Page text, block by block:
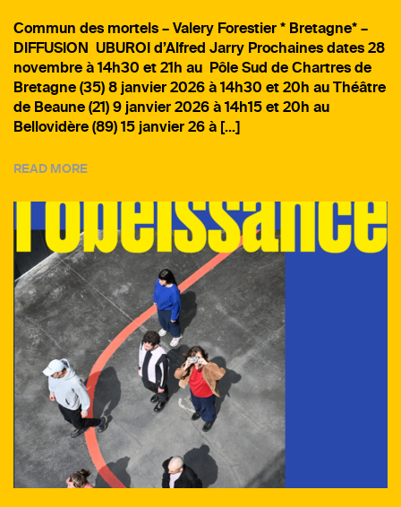
Commun des mortels – Valery Forestier * Bretagne* –
DIFFUSION UBUROI d’Alfred Jarry Prochaines dates 28
novembre à 14h30 et 21h au Pôle Sud de Chartres de
Bretagne (35) 8 janvier 2026 à 14h30 et 20h au Théâtre
de Beaune (21) 9 janvier 2026 à 14h15 et 20h au
Bellovidère (89) 15 janvier 26 à […]
READ MORE